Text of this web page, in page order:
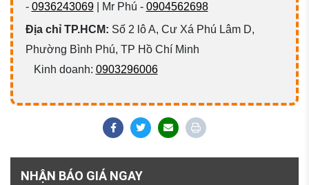
- 0936243069| Mr Phú - 0904562698
Địa chỉ TP.HCM: Số 2 lô A, Cư Xá Phú Lâm D,
Phường Bình Phú, TP Hồ Chí Minh
Kinh doanh: 0903296006
NHẬN BÁO GIÁ NGAY